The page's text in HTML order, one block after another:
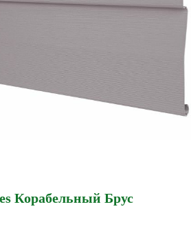
Корабельный Брус